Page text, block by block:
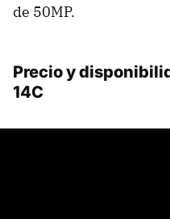
de 50MP.
Precio y
14C